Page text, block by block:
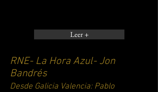
Leer +
RNE- La Hora Azul- Jon
Bandrés
Desde Galicia Valencia: Pablo